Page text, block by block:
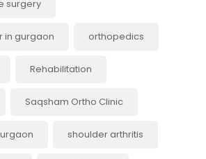
surgery
in gurgaon orthopedics
Rehabilitation
Saqsham Ortho Clinic
shoulder arthritis